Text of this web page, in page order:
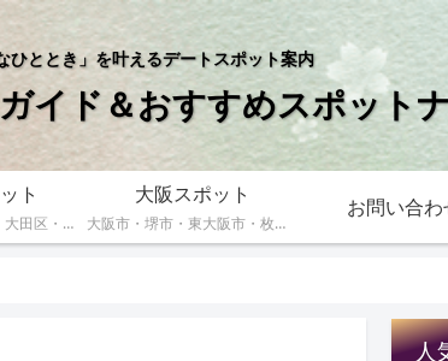
ひととき」を叶えるデートスポット案内
イド＆おすすめスポット
ト
世田谷区・練馬区・大田区・江戸川区・足立区
大阪スポット
大阪市・堺市・東大阪市・枚方市・豊中市
お問い合わ
人